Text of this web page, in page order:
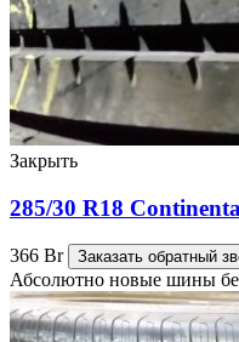
Закрыть
285/30 R18
366 Br Заказать обратный
Абсолютно новые шины